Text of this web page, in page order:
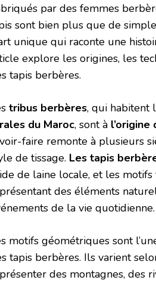
par des femmes
sont bien plus que de
unique qui raconte une
explore les origines, les
tapis berbères.
tribus berbères, qui habitent
du Maroc, sont à
faire remonte à plusieurs
de tissage. Les tapis
de laine locale, et les
des éléments
de la vie quotidienne.
motifs géométriques sont
tapis berbères. Ils varient
des montagnes, des